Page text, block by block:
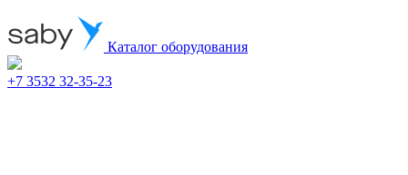
Каталог оборудования
+7 3532 32-35-23